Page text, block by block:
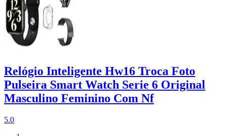
Relógio Inteligente Hw16 Troca Foto
Pulseira Smart Watch Serie 6 Original
Masculino Feminino Com Nf
5.0